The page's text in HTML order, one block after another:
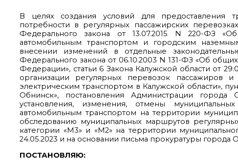
В целях создания условий для предоставления
потребности в регулярных пассажирских
Федерального закона от 13.07.2015 N 220-ФЗ
автомобильным транспортом и городским
внесении изменений в отдельные
Федерального закона от 06.10.2003 N 131-ФЗ «Об
Федерации», статьи 6 Закона Калужской области от
организации регулярных перевозок пассажиров
электрическим транспортом в Калужской области»,
Обнинск», постановления Администрации
установления, изменения, отмены
автомобильным транспортом на территории
обследованию муниципальных маршрутов
категории «М3» и «М2» на территории
24.05.2023 и на основании письма прокуратуры города
ПОСТАНОВЛЯЮ: